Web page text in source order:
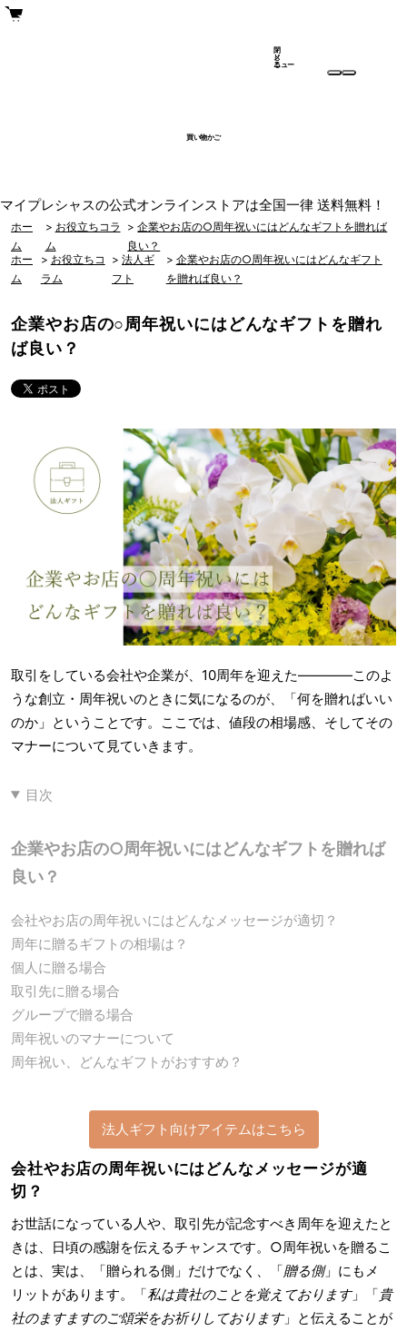
買い物かご
メ
ニュー
閉
じ
る
マイプレシャスの公式オンラインストアは全国一律 送料無料！
ホー
ム
> お役立ちコラ
ム
>企業やお店の○周年祝いにはどんなギフトを贈れば
良い？
ホー
ム
> お役立ちコ
ラム
> 法人ギ
フト
> 企業やお店の○周年祝いにはどんなギフト
を贈れば良い？
企業やお店の○周年祝いにはどんなギフトを贈れ
ば良い？
取引をしている会社や企業が、10周年を迎えた――――このよ
うな創立・周年祝いのときに気になるのが、「何を贈ればいい
のか」ということです。ここでは、値段の相場感、そしてその
マナーについて見ていきます。
目次
企業やお店の○周年祝いにはどんなギフトを贈れば
良い？
会社やお店の周年祝いにはどんなメッセージが適切？
周年に贈るギフトの相場は？
個人に贈る場合
取引先に贈る場合
グループで贈る場合
周年祝いのマナーについて
周年祝い、どんなギフトがおすすめ？
法人ギフト向けアイテムはこちら
会社やお店の周年祝いにはどんなメッセージが適
切？
お世話になっている人や、取引先が記念すべき周年を迎えたと
きは、日頃の感謝を伝えるチャンスです。○周年祝いを贈るこ
とは、実は、「贈られる側」だけでなく、「贈る側」にもメ
リットがあります。「私は貴社のことを覚えております」「貴
社のますますのご頌栄をお祈りしております」と伝えることが